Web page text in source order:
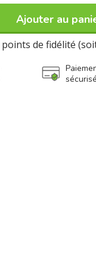
Ajouter au
points de fidélité
sécurisé